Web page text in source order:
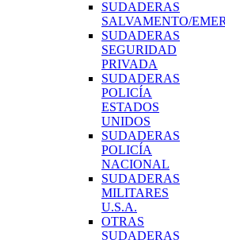
SUDADERAS
SALVAMENTO/
SUDADERAS
SEGURIDAD
PRIVADA
SUDADERAS
POLICÍA
ESTADOS
UNIDOS
SUDADERAS
POLICÍA
NACIONAL
SUDADERAS
MILITARES
U.S.A.
OTRAS
SUDADERAS